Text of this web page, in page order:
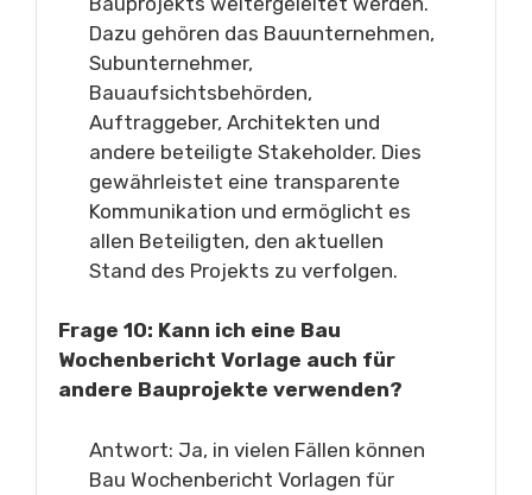
Dazu gehören das Bauunternehmen,
Subunternehmer,
Bauaufsichtsbehörden,
Auftraggeber, Architekten und
andere beteiligte Stakeholder. Dies
gewährleistet eine transparente
Kommunikation und ermöglicht es
allen Beteiligten, den aktuellen
Stand des Projekts zu verfolgen.
Frage 10: Kann ich eine Bau
Wochenbericht Vorlage auch für
andere Bauprojekte verwenden?
Antwort: Ja, in vielen Fällen können
Bau Wochenbericht Vorlagen für